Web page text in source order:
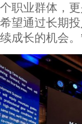
个职业群体，
希望通过长期
续成长的机会。